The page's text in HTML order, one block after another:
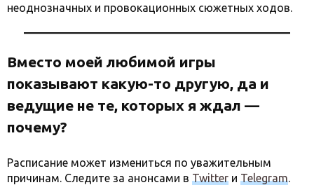
неоднозначных и провокационных сюжетных ходов.
Вместо моей любимой игры
показывают какую-то другую, да и
ведущие не те, которых я ждал —
почему?
Расписание может измениться по уважительным
причинам. Следите за анонсами в Twitter и Telegram.